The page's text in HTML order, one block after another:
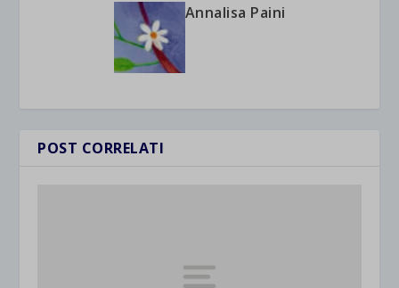
Annalisa Paini
POST CORRELATI